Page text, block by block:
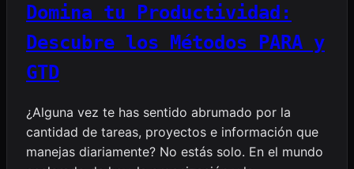
Matriz
Eisenhower
Domina tu Productividad:
Descubre los Métodos PARA y
GTD
¿Alguna vez te has sentido abrumado por la
cantidad de tareas, proyectos e información que
manejas diariamente? No estás solo. En el mundo